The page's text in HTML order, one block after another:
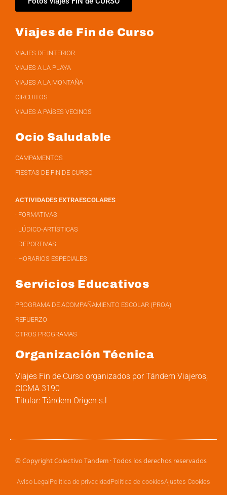
Viajes de Fin de Curso
VIAJES DE INTERIOR
VIAJES A LA PLAYA
VIAJES A LA MONTAÑA
CIRCUITOS
VIAJES A PAÍSES VECINOS
Ocio Saludable
CAMPAMENTOS
FIESTAS DE FIN DE CURSO
ACTIVIDADES EXTRAESCOLARES
· FORMATIVAS
· LÚDICO-ARTÍSTICAS
· DEPORTIVAS
· HORARIOS ESPECIALES
Servicios Educativos
PROGRAMA DE ACOMPAÑAMIENTO ESCOLAR (PROA)
REFUERZO
OTROS PROGRAMAS
Organización Técnica
Viajes Fin de Curso organizados por Tándem Viajeros,
CICMA 3190
Titular: Tándem Origen s.l
© Copyright Colectivo Tandem · Todos los derechos reservados
Aviso LegalPolítica de privacidadPolítica de cookiesAjustes Cookies